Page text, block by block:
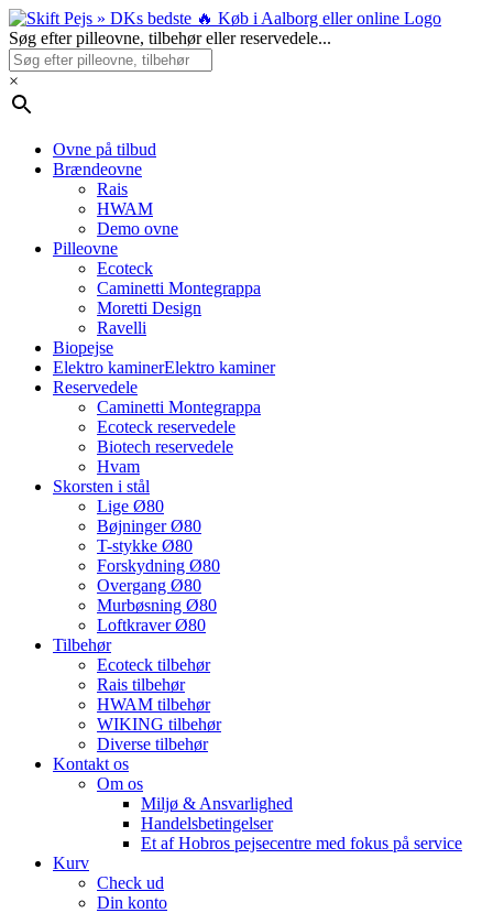
Skip
to
content
Søg efter pilleovne, tilbehør eller reservedele...
×
Ovne på tilbud
Brændeovne
Rais
HWAM
Demo ovne
Pilleovne
Ecoteck
Caminetti Montegrappa
Moretti Design
Ravelli
Biopejse
Elektro kaminerElektro kaminer
Reservedele
Caminetti Montegrappa
Ecoteck reservedele
Biotech reservedele
Hvam
Skorsten i stål
Lige Ø80
Bøjninger Ø80
T-stykke Ø80
Forskydning Ø80
Overgang Ø80
Murbøsning Ø80
Loftkraver Ø80
Tilbehør
Ecoteck tilbehør
Rais tilbehør
HWAM tilbehør
WIKING tilbehør
Diverse tilbehør
Kontakt os
Om os
Miljø & Ansvarlighed
Handelsbetingelser
Et af Hobros pejsecentre med fokus på service
Kurv
Check ud
Din konto